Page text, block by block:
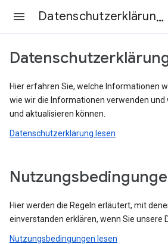
Datenschutzerklärung & Nutzungsbedingungen
Hier erfahren Sie, welche Informationen
wie wir die Informationen verwenden und
und aktualisieren können.
Datenschutzerklärung lesen
Hier werden die Regeln erläutert, mit
einverstanden erklären, wenn Sie unsere
Nutzungsbedingungen lesen